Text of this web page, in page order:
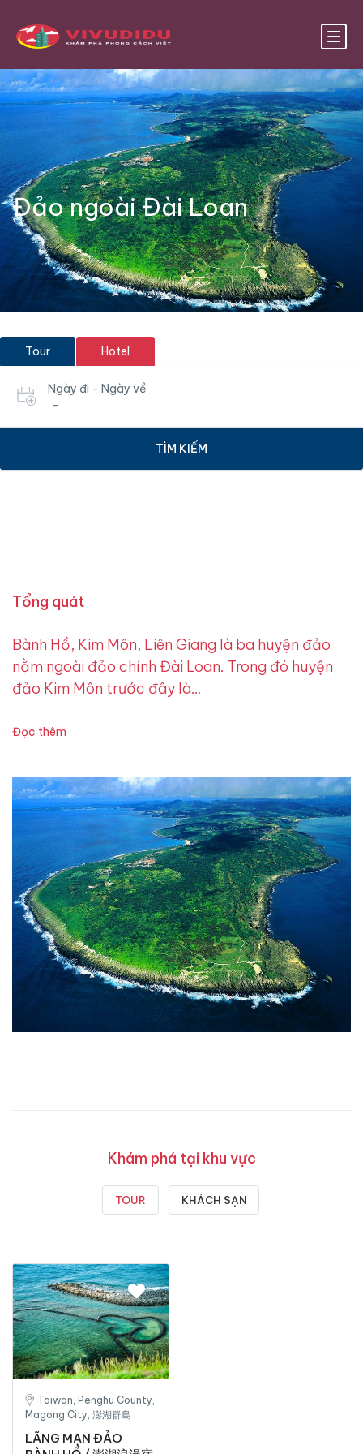
Đảo ngoài Đài Loan
Tour Hotel
Ngày đi - Ngày về
-
TÌM KIẾM
Tổng quát
Bành Hồ, Kim Môn, Liên Giang là ba huyện đảo
nằm ngoài đảo chính Đài Loan. Trong đó huyện
đảo Kim Môn trước đây là…
Đọc thêm
Khám phá tại khu vực
TOUR KHÁCH SẠN
Taiwan, Penghu County,
Magong City, 澎湖群島
LÃNG MẠN ĐẢO